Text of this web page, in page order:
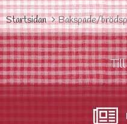
Startsidan Bakspade/
Till